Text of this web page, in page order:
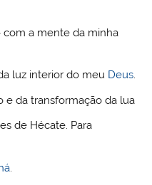
com a mente da minha
luz interior do meu Deus.
e da transformação da lua
de Hécate. Para